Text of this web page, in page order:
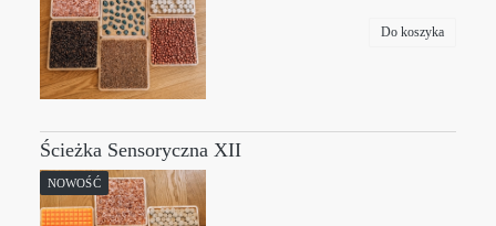
Do koszyka
Ścieżka Sensoryczna XII
NOWOŚĆ